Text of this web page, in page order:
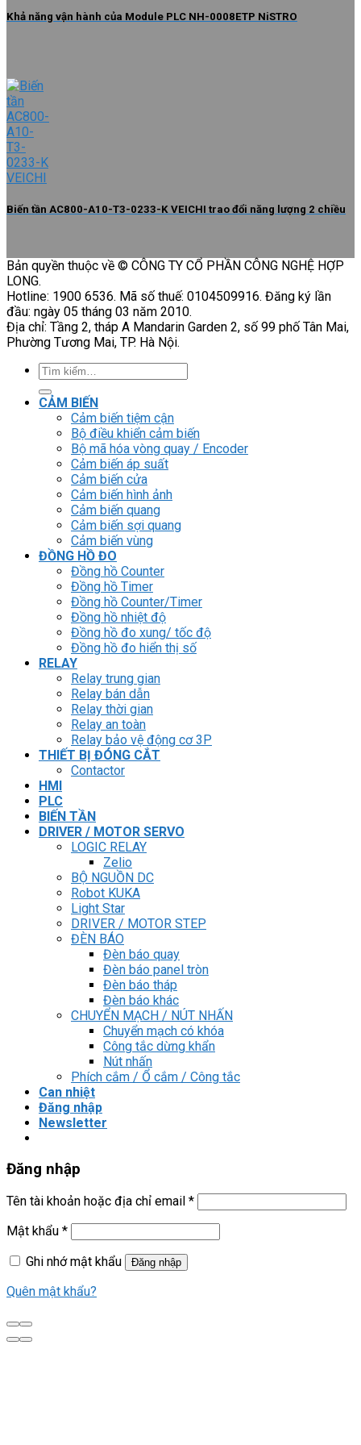
Bản quyền thuộc về © CÔNG TY CỔ PHẦN CÔNG NGHỆ HỢP
LONG.
Hotline: 1900 6536. Mã số thuế: 0104509916. Đăng ký lần
đầu: ngày 05 tháng 03 năm 2010.
Địa chỉ: Tầng 2, tháp A Mandarin Garden 2, số 99 phố Tân Mai,
Phường Tương Mai, TP. Hà Nội.
kiếm:
Bộ điều khiển cảm biến
Bộ mã hóa vòng quay / Encoder
Cảm biến cửa
Cảm biến hình ảnh
Cảm biến quang
Cảm biến sợi quang
Cảm biến vùng
ĐỒNG HỒ ĐO
Đồng hồ Counter
Đồng hồ Timer
Đồng hồ Counter/Timer
Đồng hồ nhiệt độ
Đồng hồ đo xung/ tốc độ
Đồng hồ đo hiển thị số
RELAY
Relay trung gian
Relay bán dẫn
Relay thời gian
Relay an toàn
Relay bảo vệ động cơ 3P
THIẾT BỊ ĐÓNG CẮT
Contactor
HMI
PLC
BIẾN TẦN
DRIVER / MOTOR SERVO
LOGIC RELAY
Zelio
BỘ NGUỒN DC
Robot KUKA
Light Star
DRIVER / MOTOR STEP
ĐÈN BÁO
Đèn báo quay
CHUYỂN MẠCH / NÚT NHẤN
Chuyển mạch có khóa
Công tắc dừng khẩn
Nút nhấn
Phích cắm / Ổ cắm / Công tắc
Can nhiệt
Đăng nhập
Newsletter
Tên tài khoản hoặc địa chỉ email*
Ghi nhớ mật khẩu
Đăng nhập
Quên mật khẩu?